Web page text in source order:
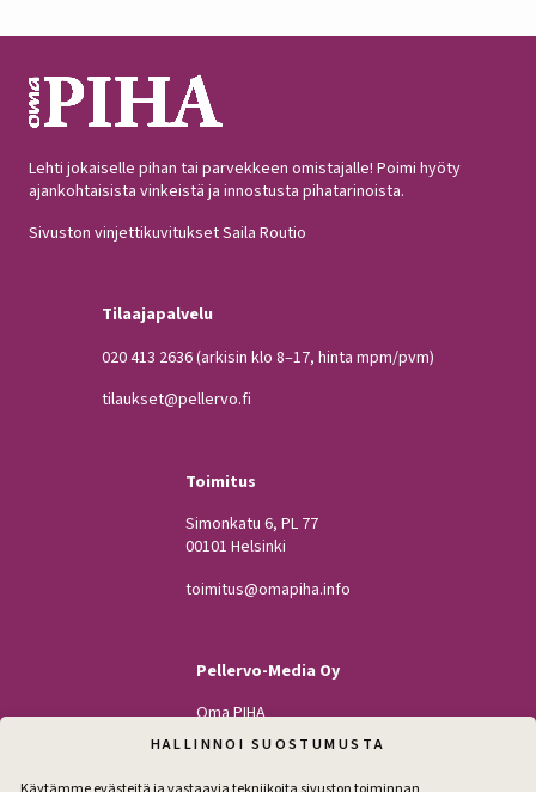
HALLINNOI SUOSTUMUSTA
Lehti jokaiselle pihan tai parvekkeen omistajalle! Poimi hyöty
ajankohtaisista vinkeistä ja innostusta pihatarinoista.
Sivuston vinjettikuvitukset Saila Routio
Tilaajapalvelu
020 413 2636(arkisin klo 8–17, hinta mpm/pvm)
tilaukset@pellervo.fi
Toimitus
Simonkatu 6, PL 77
00101 Helsinki
toimitus@omapiha.info
Pellervo-Media Oy
Oma PIHA
Kodin Pellervo
Maatilan Pellervo